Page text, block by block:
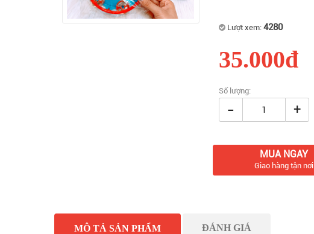
Lượt xem:4280
35.000đ
Số lượng:
- +
MUA NGAY
Giao hàng tận nơi
MÔ TẢ SẢN PHẨM ĐÁNH GIÁ